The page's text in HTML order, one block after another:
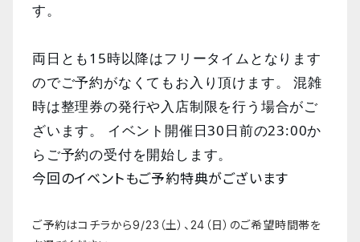
す。
両日とも15時以降はフリータイムとなります
のでご予約がなくてもお入り頂けます。 混雑
時は整理券の発行や入店制限を行う場合がご
ざいます。
イベント開催日30日前の23:00か
らご予約の受付を開始します。
今回のイベントもご予約特典がございます
ご予約はコチラから9/23（土）、24（日）のご希望時間帯を